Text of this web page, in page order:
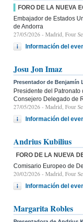
FORO DE LA NUEVA
Embajador de Estados
de Andorra
27/05/2026 - Madrid, Four
Información del
Josu Jon Imaz
Presentador de Benjamín
Presidente del
Consejero Delegado de
27/05/2026 - Madrid, Four
Información del
Andrius Kubilius
FORO DE LA NUEVA
Comisario Europeo de
20/02/2026 - Madrid, Four
Información del
Margarita Robles